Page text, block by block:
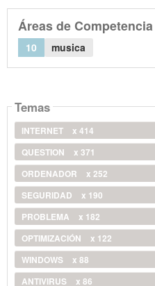
Áreas de Competencia
10 musica
Temas
INTERNET
x 414
QUESTION
x 371
ORDENADOR
x 252
SEGURIDAD
x 190
PROBLEMA
x 182
OPTIMIZACIÓN
x 122
WINDOWS
x 88
ANTIVIRUS
x 86